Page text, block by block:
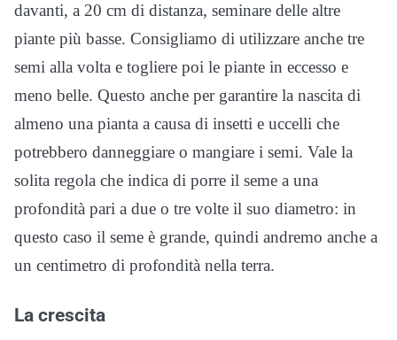
davanti, a 20 cm di distanza, seminare delle altre
piante più basse. Consigliamo di utilizzare anche tre
semi alla volta e togliere poi le piante in eccesso e
meno belle. Questo anche per garantire la nascita di
almeno una pianta a causa di insetti e uccelli che
potrebbero danneggiare o mangiare i semi. Vale la
solita regola che indica di porre il seme a una
profondità pari a due o tre volte il suo diametro: in
questo caso il seme è grande, quindi andremo anche a
un centimetro di profondità nella terra.
La crescita